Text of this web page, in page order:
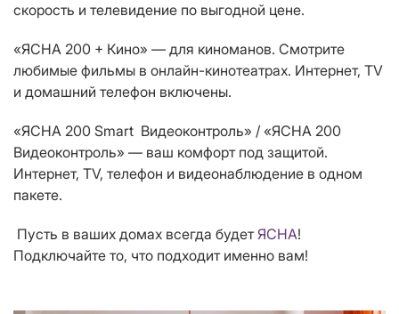
скорость и телевидение по выгодной цене.
«ЯСНА 200 + Кино» — для киноманов. Смотрите
любимые фильмы в онлайн-кинотеатрах. Интернет, TV
и домашний телефон включены.
«ЯСНА 200 Smart Видеоконтроль» / «ЯСНА 200
Видеоконтроль» — ваш комфорт под защитой.
Интернет, TV, телефон и видеонаблюдение в одном
пакете.
Пусть в ваших домах всегда будетЯСНА!
Подключайте то, что подходит именно вам!